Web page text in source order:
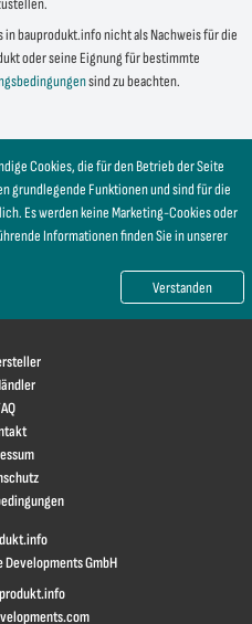
in bauprodukt.info nicht als Nachweis für die
oder seine Eignung für bestimmte
sind zu beachten.
Cookies, die für den Betrieb der Seite
grundlegende Funktionen und sind für die
Es werden keine Marketing-Cookies oder
Informationen finden Sie in unserer
Verstanden
Developments GmbH